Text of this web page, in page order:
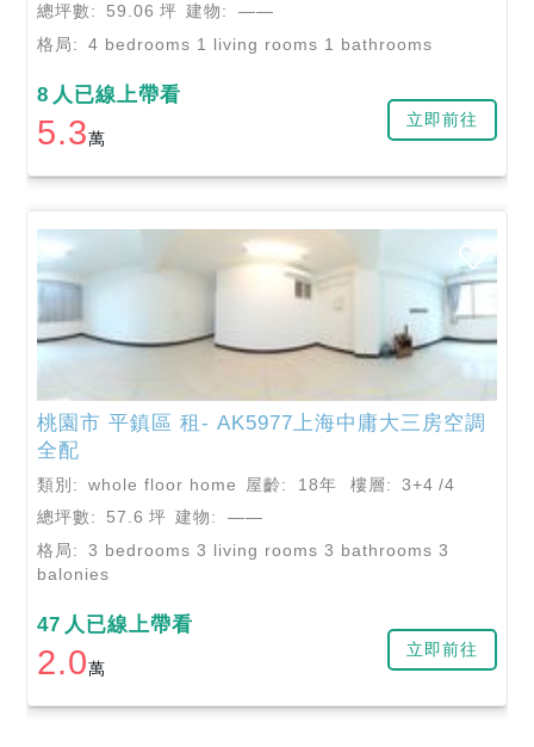
總坪數:
59.06 坪 建物:
——
格局:
4 bedrooms 1 living rooms 1 bathrooms
8 人已線上帶看
5.3萬
立即前往
桃園市 平鎮區 租- AK5977上海中庸大三房空調
全配
類別: whole floor home 屋齡: 18年 樓層: 3+4 /4
總坪數:
57.6 坪 建物:
——
格局:
3 bedrooms 3 living rooms 3 bathrooms 3
balonies
47 人已線上帶看
2.0萬
立即前往